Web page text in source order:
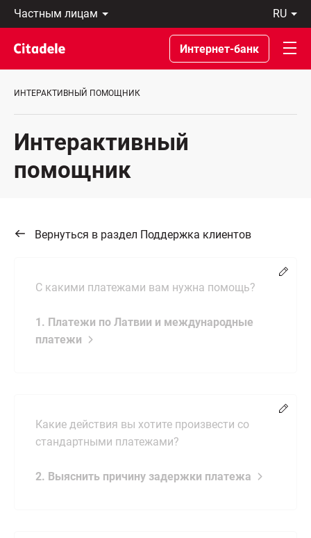
Частным
лицам
Предприятиям
Private
Banking
банке
ru
Latviski
По-
русски
In
Интернет-банк
ИНТЕРАКТИВНЫЙ ПОМОЩНИК
Интерактивный
помощник
Вернуться в раздел Поддержка клиентов
С какими платежами вам нужна помощь?
1. Платежи по Латвии и международные
платежи
Какие действия вы хотите произвести со
стандартными платежами?
2. Выяснить причину задержки платежа